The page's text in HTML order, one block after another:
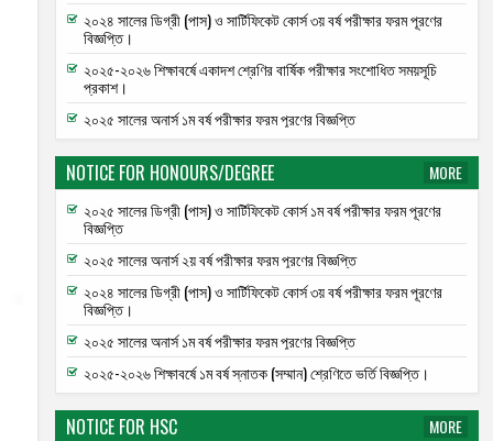
২০২৪ সালের ডিগ্রী (পাস) ও সার্টিফিকেট কোর্স ৩য় বর্ষ পরীক্ষার ফরম পূরণের
বিজ্ঞপ্তি।
২০২৫-২০২৬ শিক্ষাবর্ষে একাদশ শ্রেণির বার্ষিক পরীক্ষার সংশোধিত সময়সূচি
প্রকাশ।
২০২৫ সালের অনার্স ১ম বর্ষ পরীক্ষার ফরম পূরণের বিজ্ঞপ্তি
NOTICE FOR HONOURS/DEGREE
MORE
২০২৫ সালের ডিগ্রী (পাস) ও সার্টিফিকেট কোর্স ১ম বর্ষ পরীক্ষার ফরম পূরণের
বিজ্ঞপ্তি
২০২৫ সালের অনার্স ২য় বর্ষ পরীক্ষার ফরম পূরণের বিজ্ঞপ্তি
২০২৪ সালের ডিগ্রী (পাস) ও সার্টিফিকেট কোর্স ৩য় বর্ষ পরীক্ষার ফরম পূরণের
বিজ্ঞপ্তি।
২০২৫ সালের অনার্স ১ম বর্ষ পরীক্ষার ফরম পূরণের বিজ্ঞপ্তি
২০২৫-২০২৬ শিক্ষাবর্ষে ১ম বর্ষ স্নাতক (সম্মান) শ্রেণিতে ভর্তি বিজ্ঞপ্তি।
NOTICE FOR HSC
MORE